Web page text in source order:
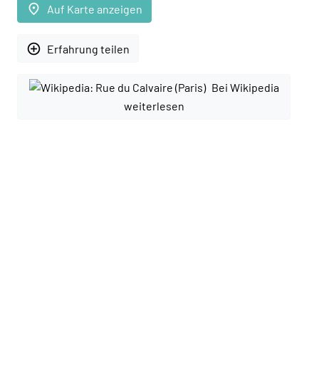
place Auf Karte anzeigen
add_circle_outline Erfahrung teilen
Bei Wikipedia
weiterlesen